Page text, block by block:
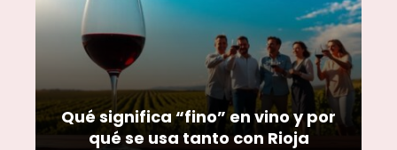
Qué significa “fino” en vino y por
qué se usa tanto con Rioja